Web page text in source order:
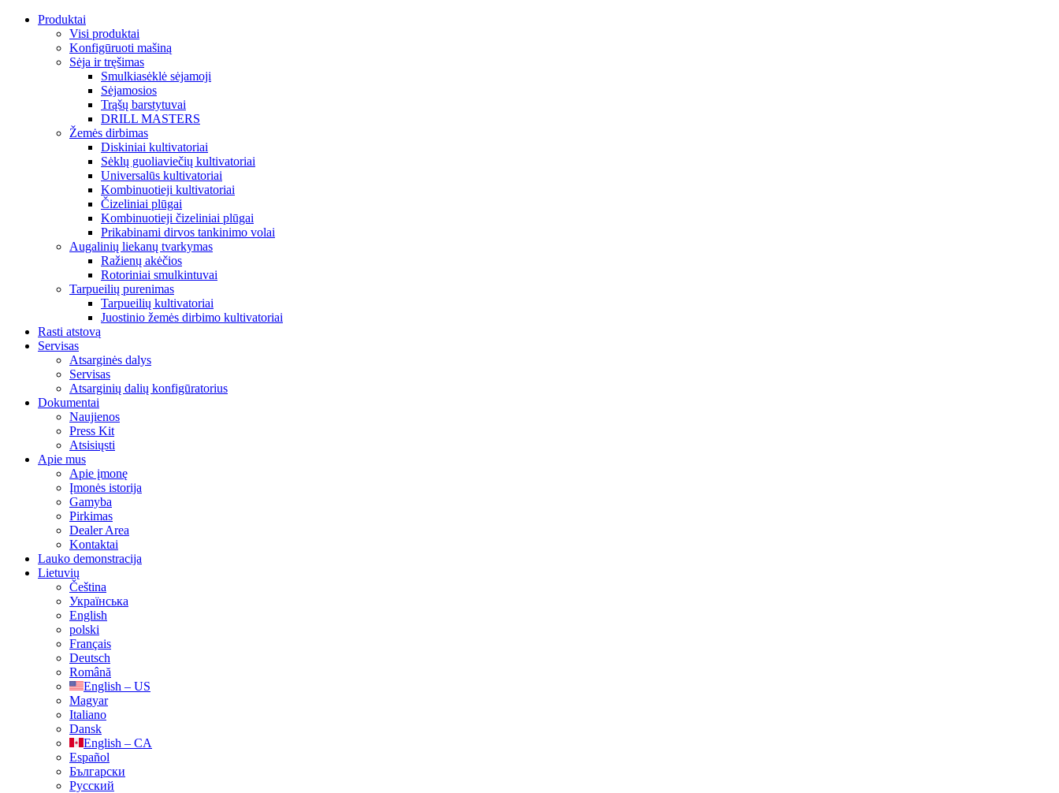
Produktai
Visi produktai
Konfigūruoti mašiną
Sėja ir tręšimas
Smulkiasėklė sėjamoji
Sėjamosios
Trąšų barstytuvai
DRILL MASTERS
Žemės dirbimas
Diskiniai kultivatoriai
Sėklų guoliaviečių kultivatoriai
Universalūs kultivatoriai
Kombinuotieji kultivatoriai
Čizeliniai plūgai
Kombinuotieji čizeliniai plūgai
Prikabinami dirvos tankinimo volai
Augalinių liekanų tvarkymas
Ražienų akėčios
Rotoriniai smulkintuvai
Tarpueilių purenimas
Tarpueilių kultivatoriai
Juostinio žemės dirbimo kultivatoriai
Rasti atstovą
Servisas
Atsarginės dalys
Servisas
Atsarginių dalių konfigūratorius
Dokumentai
Naujienos
Press Kit
Atsisiųsti
Apie mus
Apie įmonę
Įmonės istorija
Gamyba
Pirkimas
Dealer Area
Kontaktai
Lauko demonstracija
Lietuvių
Čeština
Українська
English
polski
Français
Deutsch
Română
English – US
Magyar
Italiano
Dansk
English – CA
Español
Български
Русский